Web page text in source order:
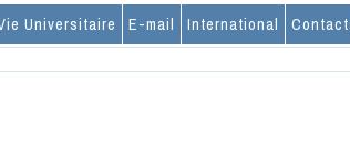
Universitaire E-mail International